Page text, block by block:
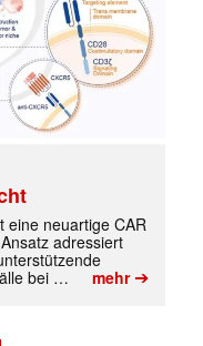
eine neuartige CAR
adressiert
bei …
mehr➔